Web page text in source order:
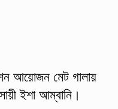
আয়োজন মেট গালায়
ইশা আম্বানি।